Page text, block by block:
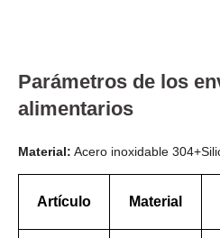
Parámetros de los
alimentarios
Material: Acero inoxidable
Artículo Material